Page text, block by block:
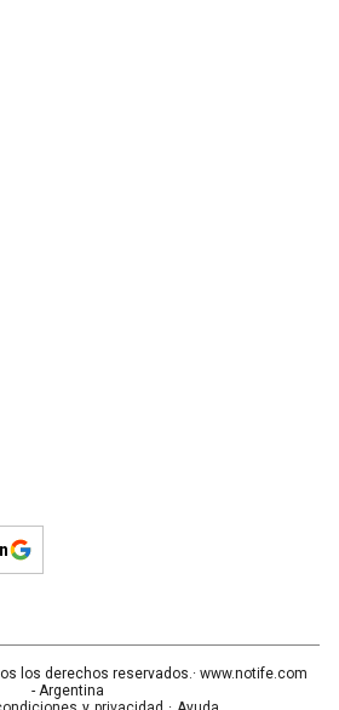
los derechos reservados.· www.notife.com
- Argentina